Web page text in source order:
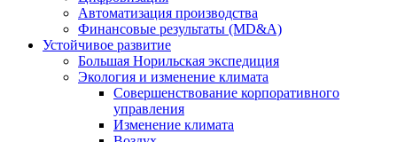
Автоматизация производства
Финансовые результаты (MD&A)
Устойчивое развитие
Большая Норильская экспедиция
Экология и изменение климата
Совершенствование корпоративного
управления
Изменение климата